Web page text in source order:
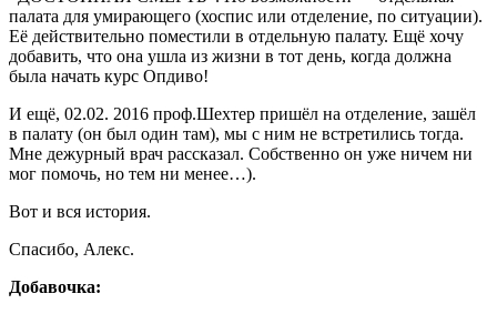
палата для умирающего (хоспис или отделение, по ситуации).
Её действительно поместили в отдельную палату. Ещё хочу
добавить, что она ушла из жизни в тот день, когда должна
была начать курс Опдиво!
И ещё, 02.02. 2016 проф.Шехтер пришёл на отделение, зашёл
в палату (он был один там), мы с ним не встретились тогда.
Мне дежурный врач рассказал. Собственно он уже ничем ни
мог помочь, но тем ни менее…).
Вот и вся история.
Спасибо, Алекс.
Добавочка: